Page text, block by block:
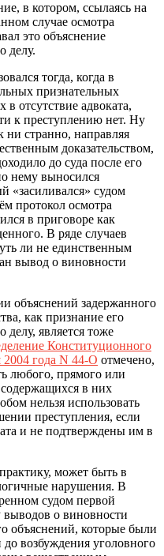
в котором, ссылаясь на
случае осмотра
это объяснение
делу.
тогда, когда в
признательных
отсутствие адвоката,
к преступлению нет. Ну
ни странно, направляя
доказательством,
до суда после его
нему выносился
«засиливался» судом
протокол осмотра
в приговоре как
В ряде случаев
ли не единственным
вывод о виновности
объяснений задержанного
как признание его
делу, является тоже
Конституционного
года N 44-О отмечено,
любого, прямого или
в них
нельзя использовать
преступления, если
и не подтверждены им в
может быть в
нарушения. В
судом первой
о виновности
объяснений, которые были
возбуждения уголовного